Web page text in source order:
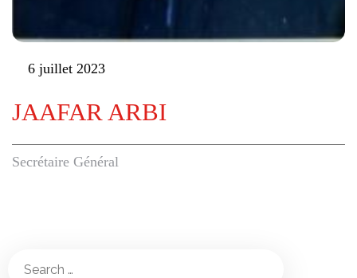
6 juillet 2023
JAAFAR ARBI
Secrétaire Général